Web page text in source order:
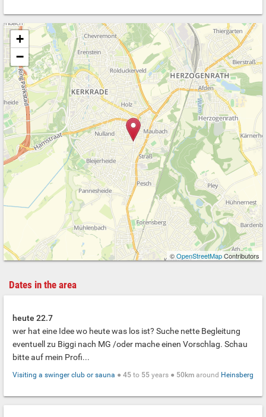
+
−
©OpenStreetMapContributors
Dates in the area
heute 22.7
wer hat eine Idee wo heute was los ist? Suche nette Begleitung
eventuell zu Biggi nach MG /oder mache einen Vorschlag. Schau
bitte auf mein Profi...
Visiting a swinger club or sauna ● 45 to 55 years ● 50km around Heinsberg